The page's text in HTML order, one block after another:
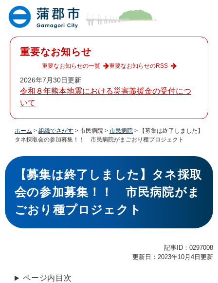
重要なお知らせ
2026年7月30日更新
令和８年熊本地震における災害義援金の受付につ
いて
重要なお知らせの一覧 重要なお知らせのRSS
ホーム > 組織でさがす > 市民病院 > 市民病院 >
【募集は終了しました】
タネ採取会の参加募集！！ 市民病院がまごおり種プロジェクト
本
文
【募集は終了しました】タネ採取
会の参加募集！！ 市民病院がま
ごおり種プロジェクト
記事ID：0297008
更新日：2023年10月4日更新
ページ内目次